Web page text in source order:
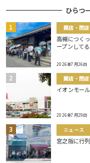
ひらつ
開店・閉店
高槻につく
ープンして
2026年7月26日
開店・閉店
イオンモー
2026年7月29日
ニュース
宮之阪に行